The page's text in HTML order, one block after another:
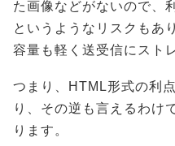
た画像などがないので、
というようなリスクもあ
容量も軽く送受信にスト
つまり、HTML形式の利
り、その逆も言えるわけ
ります。